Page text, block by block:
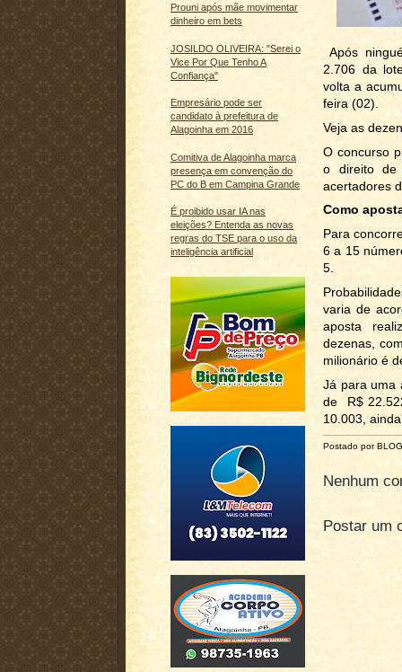
Prouni após mãe movimentar
dinheiro em bets
JOSILDO OLIVEIRA: "Serei o
Vice Por Que Tenho A
Confiança"
Empresário pode ser
candidato à prefeitura de
Alagoinha em 2016
Comitiva de Alagoinha marca
presença em convenção do
PC do B em Campina Grande
É proibido usar IA nas
eleições? Entenda as novas
regras do TSE para o uso da
inteligência artificial
Após
2.706 da
volta a
feira (02).
Veja as
O concurso
o direito de
acertadores
Como
Para
6 a 15
5.
varia de
aposta
dezenas,
milionário é
Já para uma
de R$
10.003,
Postado por
Nenhum
Postar um